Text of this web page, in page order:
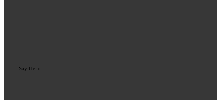
Say Hello